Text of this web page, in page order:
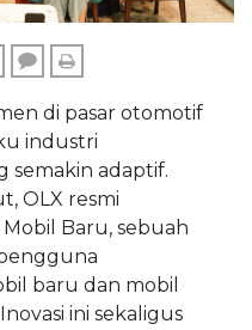
PINTERESTCOMMENTS
di pasar otomotif
industri
semakin adaptif.
OLX resmi
Baru, sebuah
baru dan mobil
ini sekaligus